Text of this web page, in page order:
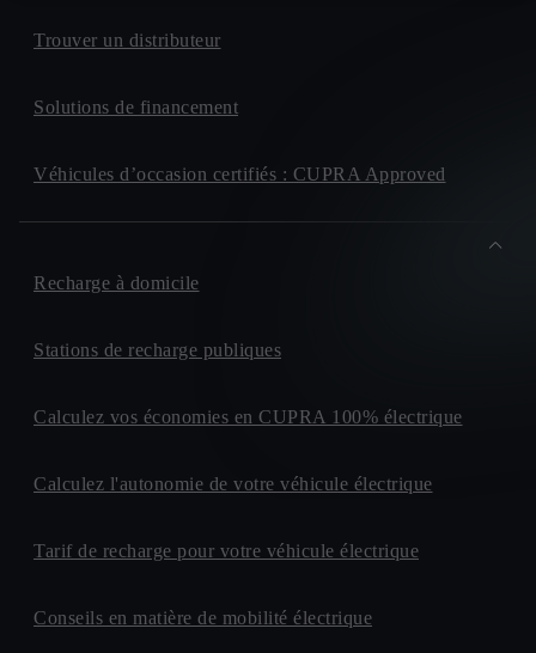
Trouver un distributeur
Solutions de financement
Véhicules d’occasion certifiés : CUPRA Approved
Recharge à domicile
Stations de recharge publiques
Calculez vos économies en CUPRA 100% électrique
Calculez l'autonomie de votre véhicule électrique
Tarif de recharge pour votre véhicule électrique
Conseils en matière de mobilité électrique